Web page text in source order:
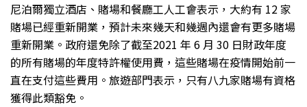
尼泊爾獨立酒店、賭場和餐廳工人工會表示，大約有 12 家
賭場已經重新開業，預計未來幾天和幾週內還會有更多賭場
重新開業。政府還免除了截至2021 年 6 月 30 日財政年度
的所有賭場的年度特許權使用費，這些賭場在疫情開始前一
直在支付這些費用。旅遊部門表示，只有八九家賭場有資格
獲得此類豁免。